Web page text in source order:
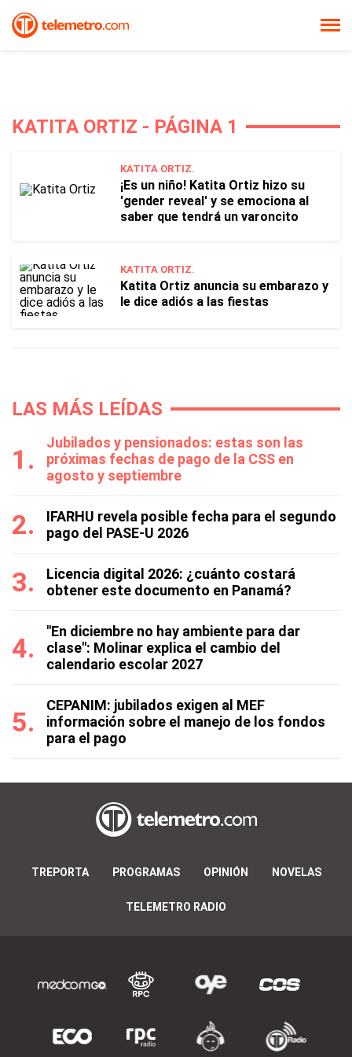
KATITA ORTIZ - PÁGINA 1
KATITA ORTIZ.
¡Es un niño! Katita Ortiz hizo su
'gender reveal' y se emociona al
saber que tendrá un varoncito
KATITA ORTIZ.
Katita Ortiz anuncia su embarazo y
le dice adiós a las fiestas
LAS MÁS LEÍDAS
Jubilados y pensionados: estas son las
próximas fechas de pago de la CSS en
agosto y septiembre
IFARHU revela posible fecha para el segundo
pago del PASE-U 2026
Licencia digital 2026: ¿cuánto costará
obtener este documento en Panamá?
"En diciembre no hay ambiente para dar
clase": Molinar explica el cambio del
calendario escolar 2027
CEPANIM: jubilados exigen al MEF
información sobre el manejo de los fondos
para el pago
TREPORTA PROGRAMAS OPINIÓN NOVELAS
TELEMETRO RADIO